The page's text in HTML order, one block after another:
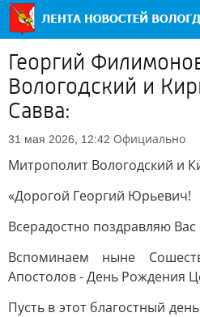
Георгий
Вологодский и
Савва:
31 мая 2026, 12:42 Официально
Митрополит Вологодский и
«Дорогой Георгий Юрьевич!
Всерадостно поздравляю
Вспоминаем ныне
Апостолов - День Рождения
Пусть в этот благостный